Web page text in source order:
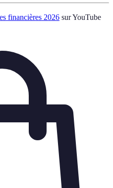
financières 2026 sur YouTube